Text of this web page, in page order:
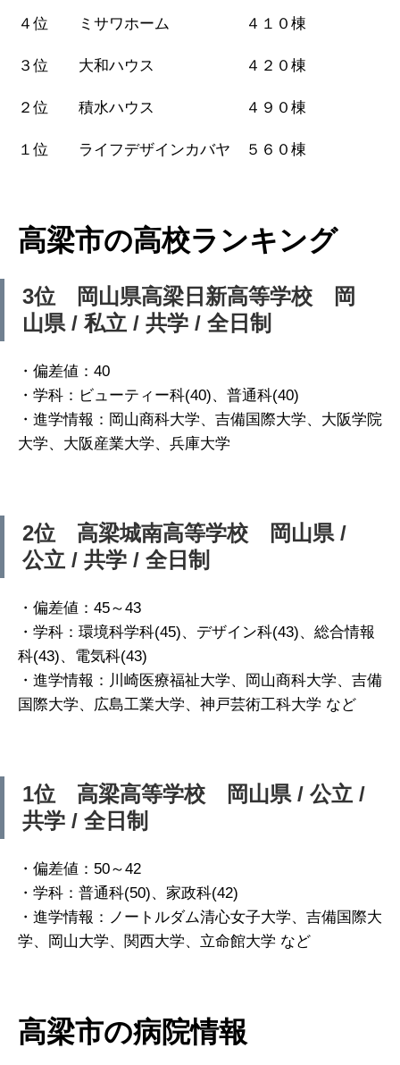
４位 ミサワホーム ４１０棟
３位 大和ハウス ４２０棟
２位 積水ハウス ４９０棟
１位 ライフデザインカバヤ ５６０棟
高梁市の高校ランキング
3位 岡山県高梁日新高等学校 岡
山県 / 私立 / 共学 / 全日制
・偏差値：40
・学科：ビューティー科(40)、普通科(40)
・進学情報：岡山商科大学、吉備国際大学、大阪学院
大学、大阪産業大学、兵庫大学
2位 高梁城南高等学校 岡山県 /
公立 / 共学 / 全日制
・偏差値：45～43
・学科：環境科学科(45)、デザイン科(43)、総合情報
科(43)、電気科(43)
・進学情報：川崎医療福祉大学、岡山商科大学、吉備
国際大学、広島工業大学、神戸芸術工科大学 など
1位 高梁高等学校 岡山県 / 公立 /
共学 / 全日制
・偏差値：50～42
・学科：普通科(50)、家政科(42)
・進学情報：ノートルダム清心女子大学、吉備国際大
学、岡山大学、関西大学、立命館大学 など
高梁市の病院情報